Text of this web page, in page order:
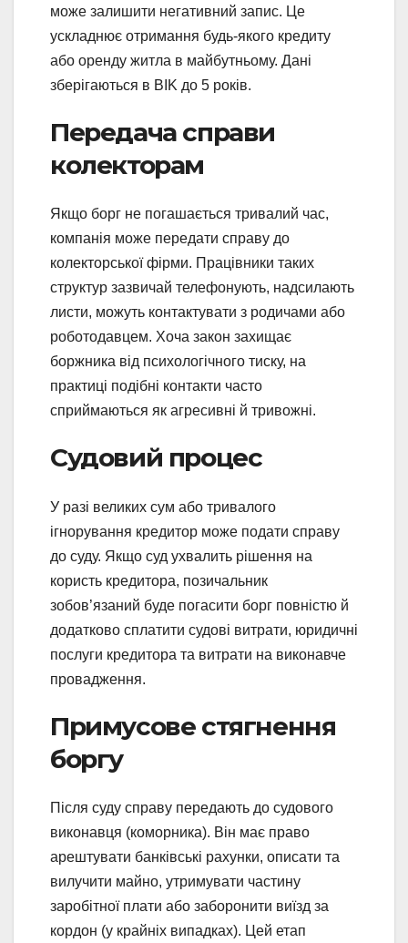
може залишити негативний запис. Це
ускладнює отримання будь-якого кредиту
або оренду житла в майбутньому. Дані
зберігаються в BIK до 5 років.
Передача справи
колекторам
Якщо борг не погашається тривалий час,
компанія може передати справу до
колекторської фірми. Працівники таких
структур зазвичай телефонують, надсилають
листи, можуть контактувати з родичами або
роботодавцем. Хоча закон захищає
боржника від психологічного тиску, на
практиці подібні контакти часто
сприймаються як агресивні й тривожні.
Судовий процес
У разі великих сум або тривалого
ігнорування кредитор може подати справу
до суду. Якщо суд ухвалить рішення на
користь кредитора, позичальник
зобов’язаний буде погасити борг повністю й
додатково сплатити судові витрати, юридичні
послуги кредитора та витрати на виконавче
провадження.
Примусове стягнення
боргу
Після суду справу передають до судового
виконавця (коморника). Він має право
арештувати банківські рахунки, описати та
вилучити майно, утримувати частину
заробітної плати або заборонити виїзд за
кордон (у крайніх випадках). Цей етап